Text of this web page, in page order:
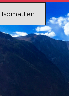
Isomatten